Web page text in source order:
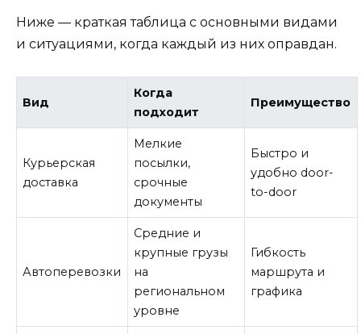
Ниже — краткая таблица с основными видами
и ситуациями, когда каждый из них оправдан.
Вид
Когда
подходит
Преимущество
Курьерская
доставка
Мелкие
посылки,
срочные
документы
Быстро и
удобно door-
to-door
Автоперевозки
Средние и
крупные грузы
на
региональном
уровне
Гибкость
маршрута и
графика